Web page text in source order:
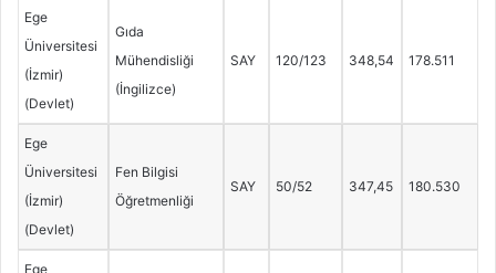
Ege
Üniversitesi
(İzmir)
(Devlet)
Gıda
Mühendisliği
(İngilizce)
SAY 120/123 348,54 178.511
Ege
Üniversitesi
(İzmir)
(Devlet)
Fen Bilgisi
Öğretmenliği
SAY 50/52 347,45 180.530
Ege